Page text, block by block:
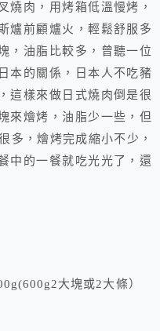
燒肉，用烤箱低溫慢烤，
爐前顧爐火，輕鬆舒服多
，油脂比較多，曾聽一位
本的關係，日本人不吃豬
這樣來做日式燒肉倒是很
來燴烤，油脂少一些，但
多，燴烤完成縮小不少，
中的一餐就吃光光了，還
大塊或2大條）